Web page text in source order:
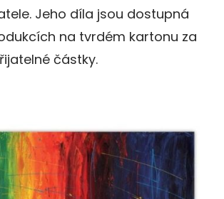
Jeho díla jsou dostupná
na tvrdém kartonu za
částky.